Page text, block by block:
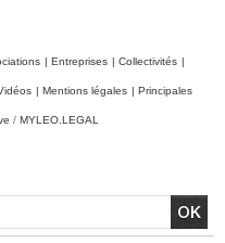
| Entreprises | Collectivités |
| Mentions légales | Principales
/ MYLEO.LEGAL
la bataille se déplace